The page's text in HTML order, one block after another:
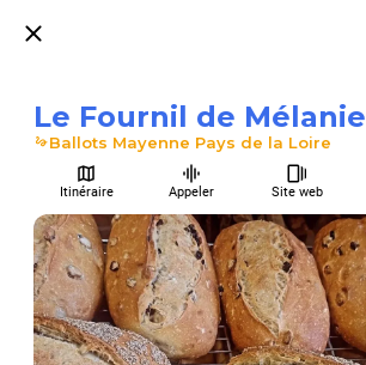
Le Fournil de Mélanie
Ballots Mayenne Pays de la Loire
Itinéraire Appeler Site web